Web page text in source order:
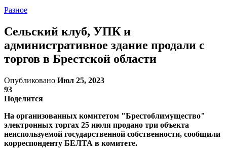
Разное
Сельский клуб, УПК и
административное здание продали с
торгов в Брестской области
Опубликовано Июл 25, 2023
93
Поделится
На организованных комитетом "Брестоблимущество"
электронных торгах 25 июля продано три объекта
неиспользуемой государственной собственности, сообщили
корреспонденту БЕЛТА в комитете.